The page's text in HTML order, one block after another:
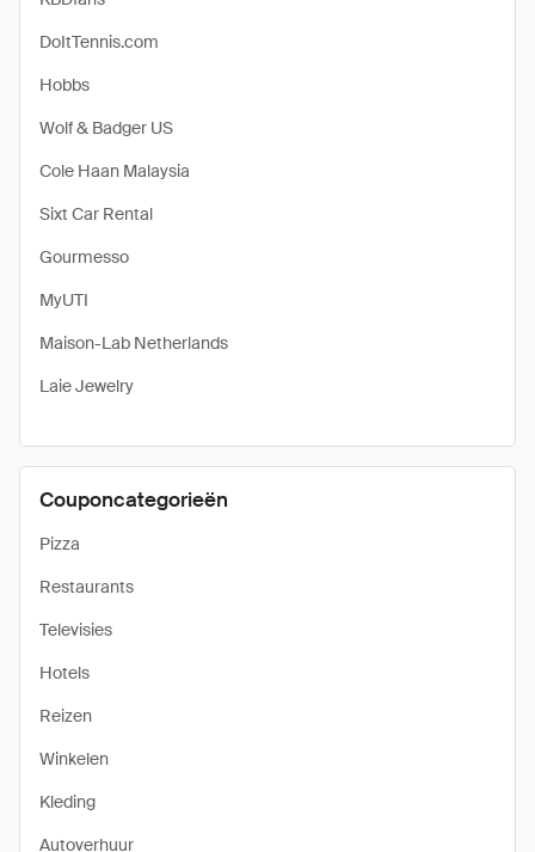
DoItTennis.com
Hobbs
Wolf & Badger US
Cole Haan Malaysia
Sixt Car Rental
Gourmesso
MyUTI
Maison-Lab Netherlands
Laie Jewelry
Couponcategorieën
Pizza
Restaurants
Televisies
Hotels
Reizen
Winkelen
Kleding
Autoverhuur